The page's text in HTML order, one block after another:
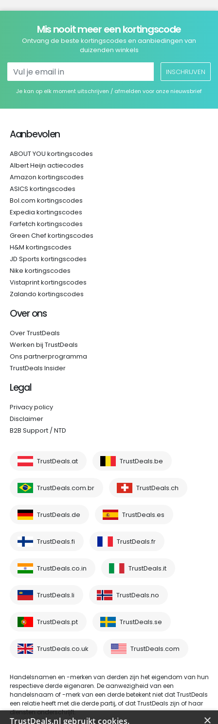
Mis nooit meer een kortingscode
Ontvang de beste kortingscodes en aanbiedingen van
duizenden winkels
INSCHRIJVEN
Je kan op elk moment uitschrijven / afmelden voor onze nieuwsbrief
Aanbevolen
ABOUT YOU kortingscodes
Albert Heijn actiecodes
Amazon kortingscodes
ASICS kortingscodes
Bol.com kortingscodes
Expedia kortingscodes
Farfetch kortingscodes
Green Chef kortingscodes
H&M kortingscodes
JD Sports kortingscodes
Nike kortingscodes
Vistaprint kortingscodes
Zalando kortingscodes
Over ons
Over TrustDeals
Werken bij TrustDeals
Ons partnerprogramma
TrustDeals Insider
Legal
Privacy policy
Disclaimer
B2B Support / NTD
TrustDeals.at TrustDeals.be
TrustDeals.com.br TrustDeals.ch
TrustDeals.de TrustDeals.es
TrustDeals.fi TrustDeals.fr
TrustDeals.co.in TrustDeals.it
TrustDeals.li TrustDeals.no
TrustDeals.pt TrustDeals.se
TrustDeals.co.uk TrustDeals.com
Handelsnamen en -merken van derden zijn het eigendom van hun
respectieve derde eigenaren. De aanwezigheid van een
handelsnaam of -merk van een derde betekent niet dat TrustDeals
een relatie heeft met die derde partij, of dat TrustDeals zijn of haar
diensten onderschrijft.
×
TrustDeals.nl gebruikt cookies.